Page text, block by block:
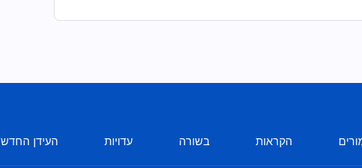
הקראות בשורה עדויות העידן החדש